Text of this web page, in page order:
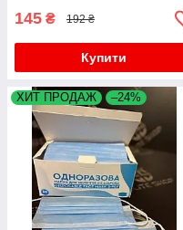
145 ₴ 192 ₴
Купити
ХИТ ПРОДАЖ –24%